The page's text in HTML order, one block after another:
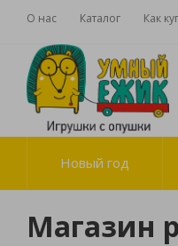
О нас Каталог Как
Новый год
Магазин